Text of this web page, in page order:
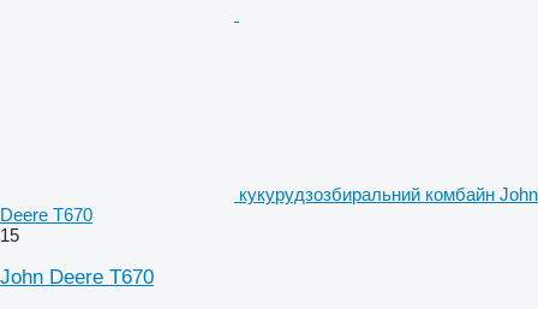
кукурудзозбиральний комбайн John
Deere T670
15
John Deere T670